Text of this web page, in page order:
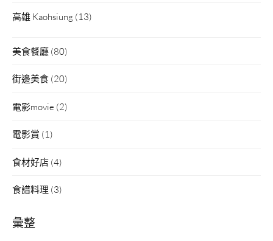
高雄 Kaohsiung (13)
美食餐廳 (80)
街邊美食 (20)
電影movie (2)
電影賞 (1)
食材好店 (4)
食譜料理 (3)
彙整